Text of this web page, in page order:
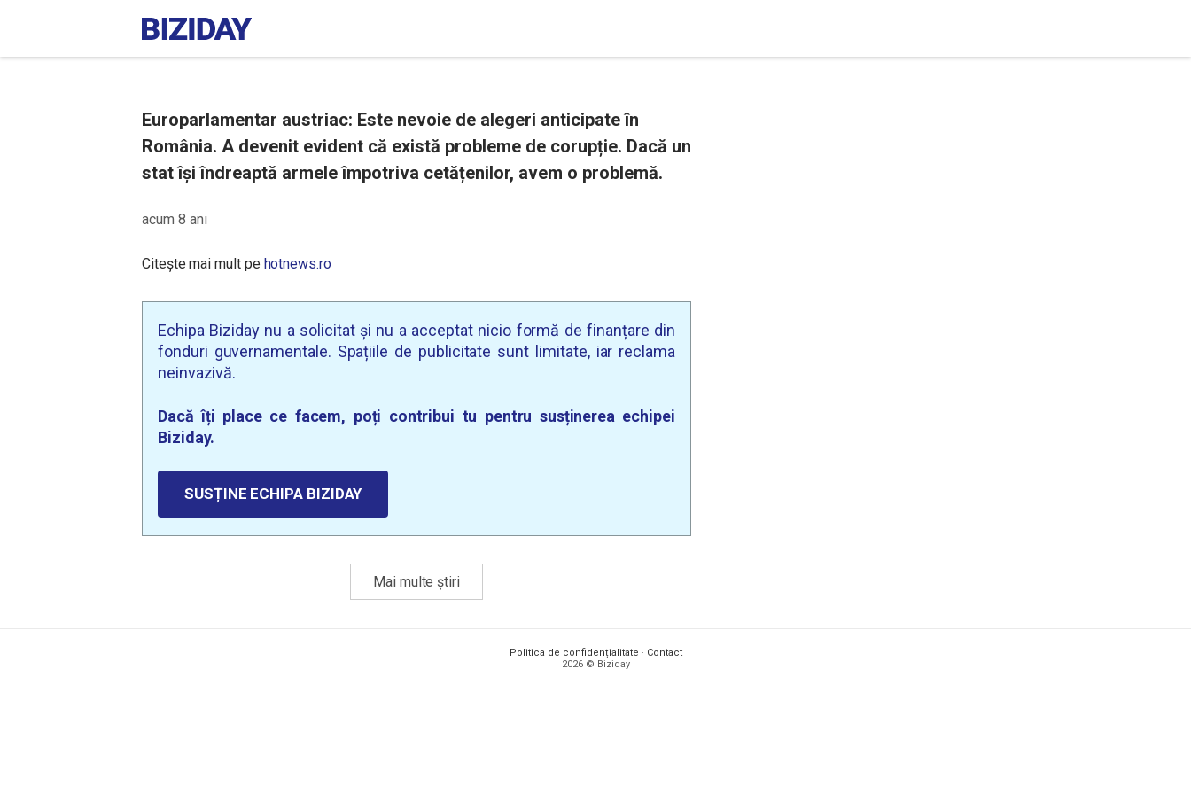
Europarlamentar austriac: Este nevoie de alegeri anticipate în
România. A devenit evident că există probleme de corupție. Dacă un
stat își îndreaptă armele împotriva cetățenilor, avem o problemă.
acum 8 ani
Citește mai mult pe hotnews.ro
Echipa Biziday nu a solicitat și nu a acceptat nicio formă de finanțare din
fonduri guvernamentale. Spațiile de publicitate sunt limitate, iar reclama
neinvazivă.
Dacă îți place ce facem, poți contribui tu pentru susținerea echipei
Biziday.
SUSȚINE ECHIPA BIZIDAY
Mai multe știri
Politica de confidențialitate · Contact
2026 © Biziday